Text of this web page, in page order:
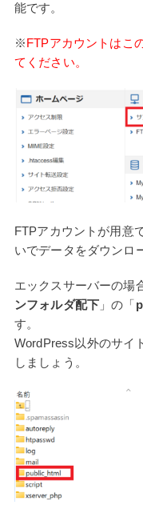
能です。
※FTPアカウントはこ
てください。
FTPアカウントが用意
いでデータをダウンロ
エックスサーバーの場
ンフォルダ配下 」の「
す。
WordPress以外のサイ
しましょう。